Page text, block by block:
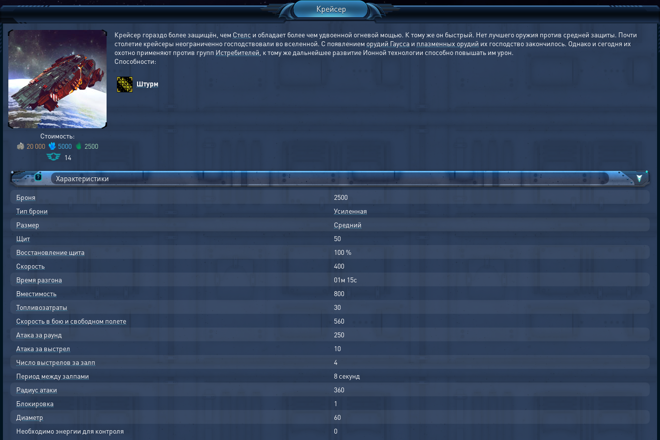
Крейсер
Стоимость:
20 000
5000
2500
14
Крейсер гораздо более защищён, чем Стелс и обладает более чем удвоенной огневой мощью. К тому же он быстрый. Нет лучшего оружия против средней защиты. Почти
столетие крейсеры неограниченно господствовали во вселенной. С появлением орудий Гаусса и плазменных орудий их господство закончилось. Однако и сегодня их
охотно применяют против групп Истребителей , к тому же дальнейшее развитие Ионной технологии способно повышать им урон.
Способности:
Штурм
Характеристики
Броня
2500
Тип брони
Усиленная
Размер
Средний
Щит
50
Восстановление щита
100 %
Скорость
400
Время разгона
01м 15с
Вместимость
800
Топливозатраты
30
Скорость в бою и свободном полете
560
Атака за раунд
250
Атака за выстрел
10
Число выстрелов за залп
4
Период между залпами
8 секунд
Радиус атаки
360
Блокировка
1
Диаметр
60
Необходимо энергии для контроля
0